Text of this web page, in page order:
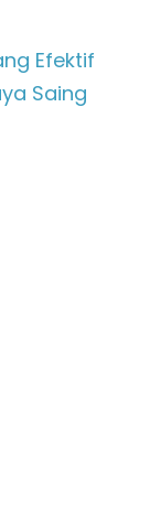
Efektif
Saing